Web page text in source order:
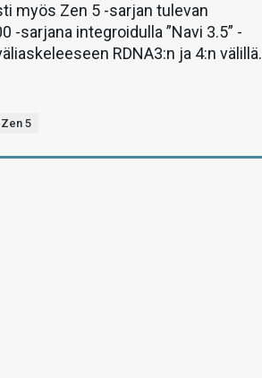
myös Zen 5 -sarjan tulevan
-sarjana integroidulla ”Navi 3.5” -
RDNA3:n ja 4:n välillä.
Zen 5